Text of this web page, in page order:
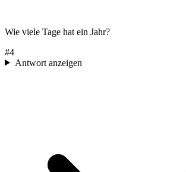
Wie viele Tage hat ein Jahr?
#4
Antwort anzeigen